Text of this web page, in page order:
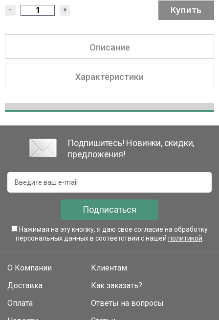
- + Купить
Описание
Характеристики
Подпишитесь! Новинки, скидки,
предложения!
Подписаться
Нажимая на эту кнопку, я даю свое согласие на обработку
персональных данных в соответствии с нашей политикой
О Компании
Доставка
Оплата
Клиентам
Как заказать?
Ответы на вопросы